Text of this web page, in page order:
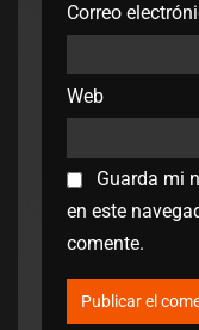
Correo
Web
Guarda mi
en este
comente.